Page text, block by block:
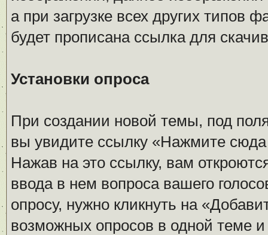
а при загрузке всех других типов
будет прописана ссылка для
Установки опроса
При создании новой темы, под
вы увидите ссылку «Нажмите
Нажав на это ссылку, вам
ввода в нем вопроса вашего
опросу, нужно кликнуть на
возможных опросов в одной теме и